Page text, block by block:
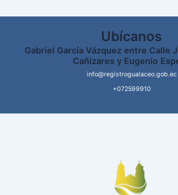
Ubícanos
Gabriel García Vázquez entre Calle
Cañizares y Eugenio
info@registrogualaceo.gob.ec
+072599910